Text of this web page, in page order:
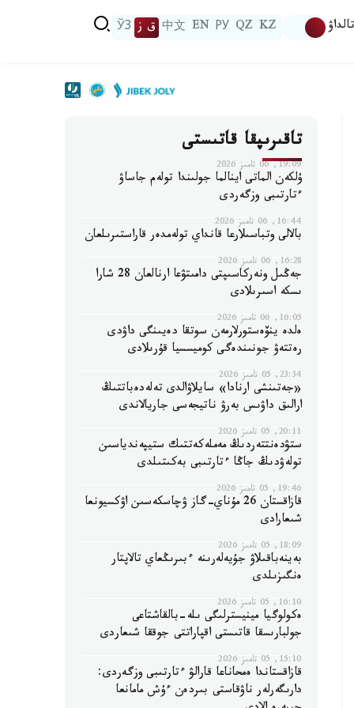
تالداۋ KZ
QZ
РУ
EN
中文 ق ز ЎЗ
تاقىرىپقا قاتىستى
19:09, 06 تامىز 2026
ۇلكەن الماتى اينالما جولىندا تولەم جاساۋ
ءتارتىبى وزگەردى
16:44, 06 تامىز 2026
بالالى وتباسىلارعا قانداي تولەمدەر قاراستىرىلعان
16:28, 06 تامىز 2026
جەڭىل ونەركاسىپتى دامىتۋعا ارنالعان 28 شارا
ىسكە اسىرىلادى
16:05, 06 تامىز 2026
ەلدە ينۆەستورلارمەن سوتقا دەيىنگى داۋدى
رەتتەۋ جونىندەگى كوميسسيا قۇرىلادى
23:34, 05 تامىز 2026
«جەتىنشى ارنادا» سايلاۋالدى تەلەدەباتتىڭ
ارالىق داۋىس بەرۋ ناتيجەسى جاريالاندى
20:11, 05 تامىز 2026
ستۋدەنتتەردىڭ مەملەكەتتىك ستيپەندياسىن
تولەۋدىڭ جاڭا ءتارتىبى بەكىتىلدى
19:46, 05 تامىز 2026
قازاقستان 26 مۇناي-گاز ۋچاسكەسىن اۋكسيونعا
شىعارادى
18:09, 05 تامىز 2026
بەينەباقىلاۋ جۇيەلەرىنە ءبىرىڭعاي تالاپتار
ەنگىزىلدى
16:10, 05 تامىز 2026
ەكولوگيا مينيسترلىگى ىلە-بالقاشتاعى
جولبارىسقا قاتىستى اقپاراتتى جوققا شىعاردى
15:10, 05 تامىز 2026
قازاقستاندا ەمحاناعا قارالۋ ءتارتىبى وزگەردى:
دارىگەرلەر ناۋقاستى بىردەن ءۇش مامانعا